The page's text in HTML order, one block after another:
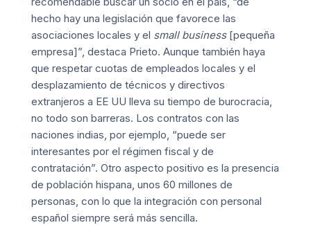
hecho hay una legislación que favorece las
asociaciones locales y el small business [pequeña
empresa]”, destaca Prieto. Aunque también haya
que respetar cuotas de empleados locales y el
desplazamiento de técnicos y directivos
extranjeros a EE UU lleva su tiempo de burocracia,
no todo son barreras. Los contratos con las
naciones indias, por ejemplo, “puede ser
interesantes por el régimen fiscal y de
contratación”. Otro aspecto positivo es la presencia
de población hispana, unos 60 millones de
personas, con lo que la integración con personal
español siempre será más sencilla.